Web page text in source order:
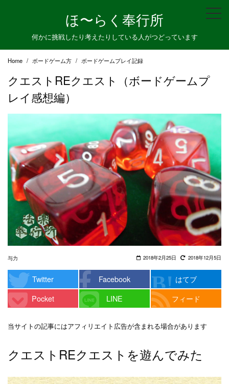
ほ〜らく奉行所
何かに挑戦したり考えたりしている人がつどっています
Home ボードゲーム方 ボードゲームプレイ記録
クエストREクエスト（ボードゲームプ
レイ感想編）
与力 2018年2月25日 2018年12月5日
Twitter Facebook
はてブ
Pocket
LINE フィード
当サイトの記事にはアフィリエイト広告が含まれる場合があります
クエストREクエストを遊んでみた